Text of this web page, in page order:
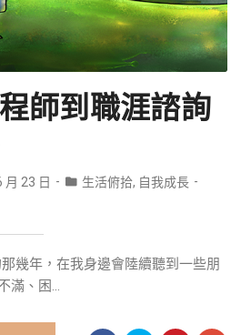
師到職涯諮詢
月 23 日 生活俯拾, 自我成長
幾年，在我身邊會陸續聽到一些朋
、困...